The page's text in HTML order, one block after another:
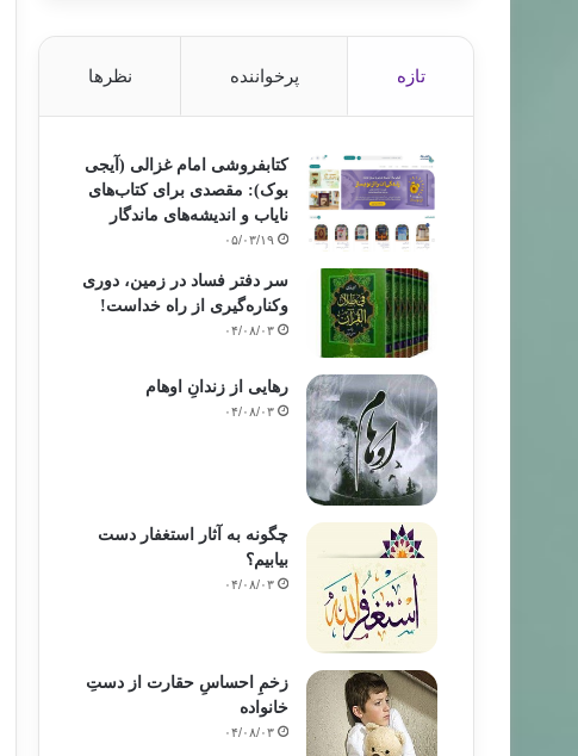
تازه پرخواننده نظرها
کتابفروشی امام غزالی (آیجی
بوک): مقصدی برای کتاب‌های
نایاب و اندیشه‌های ماندگار
۰۵/۰۳/۱۹
سر دفتر فساد در زمین‌، دوری
وکناره‌گیری از راه خداست‌!
۰۴/۰۸/۰۳
رهایی از زندانِ اوهام
۰۴/۰۸/۰۳
چگونه به آثار استغفار دست
بیابیم؟
۰۴/۰۸/۰۳
زخمِ احساسِ حقارت از دستِ
خانواده
۰۴/۰۸/۰۳